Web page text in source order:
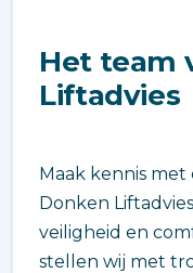
Het team
Liftadvies
Maak kennis
Donken
veiligheid en
stellen wij met